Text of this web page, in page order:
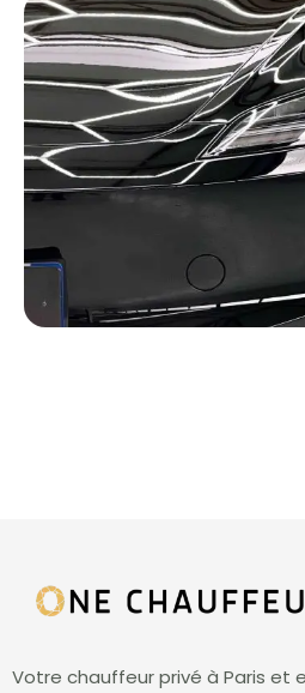
Votre chauffeur privé à Paris et